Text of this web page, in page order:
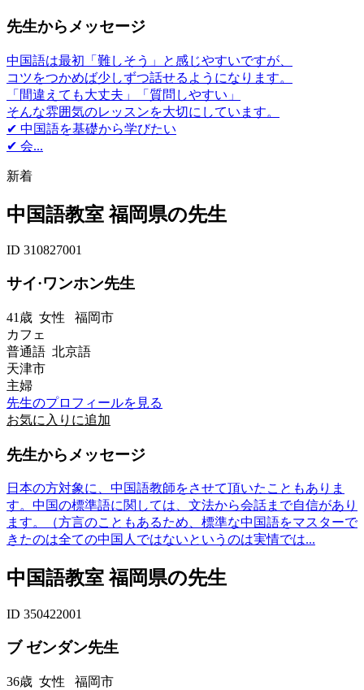
先生からメッセージ
中国語は最初「難しそう」と感じやすいですが、
コツをつかめば少しずつ話せるようになります。
「間違えても大丈夫」「質問しやすい」
そんな雰囲気のレッスンを大切にしています。
✔ 中国語を基礎から学びたい
✔ 会...
新着
中国語教室 福岡県の先生
ID 310827001
サイ·ワンホン先生
41歳 女性 福岡市
カフェ
普通語 北京語
天津市
主婦
先生のプロフィールを見る
お気に入りに追加
先生からメッセージ
日本の方対象に、中国語教師をさせて頂いたこともありま
す。中国の標準語に関しては、文法から会話まで自信があり
ます。（方言のこともあるため、標準な中国語をマスターで
きたのは全ての中国人ではないというのは実情では...
中国語教室 福岡県の先生
ID 350422001
ブ ゼンダン先生
36歳 女性 福岡市